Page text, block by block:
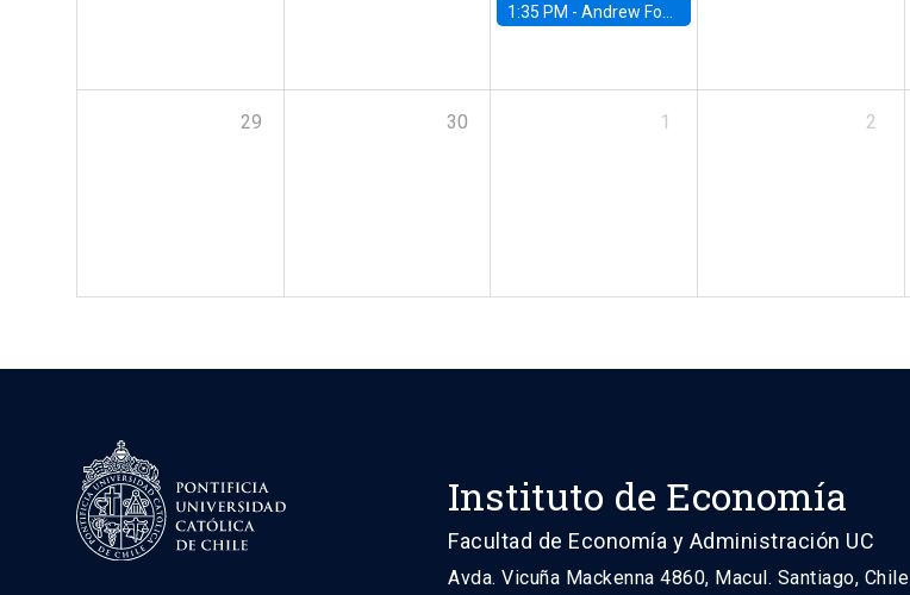
1:35 PM -Andrew Foster, Brown University
29 30 1 2
Instituto de Economía
Facultad de Economía y Administración UC
Avda. Vicuña Mackenna 4860, Macul. Santiago, Chile